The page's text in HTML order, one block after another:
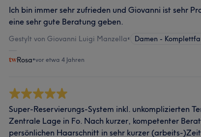
Ich bin immer sehr zufrieden und Giovanni ist sehr
eine sehr gute Beratung geben.
Gestylt von Giovanni Luigi Manzella• Damen -
Rosa•vor etwa 4 Jahren
Super-Reservierungs-System inkl. unkomplizierten
Zentrale Lage in Fo. Nach kurzer, kompetenter
persönlichen Haarschnitt in sehr kurzer (arbeits-